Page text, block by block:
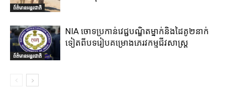
ព័ត៌មានអន្តរជាតិ
ព័ត៌មានអន្តរជាតិ
NIA ចោទប្រកាន់វេជ្ជបណ្ឌិតម្នាក់និងដៃគូ២នាក់
ទៀតពីបទរៀបគម្រោងភេរវកម្មជីវសាស្ត្រ